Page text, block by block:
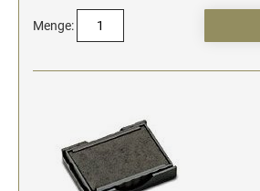
Menge: